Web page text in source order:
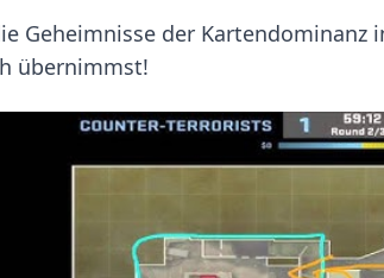
Geheimnisse der Kartendominanz
übernimmst!